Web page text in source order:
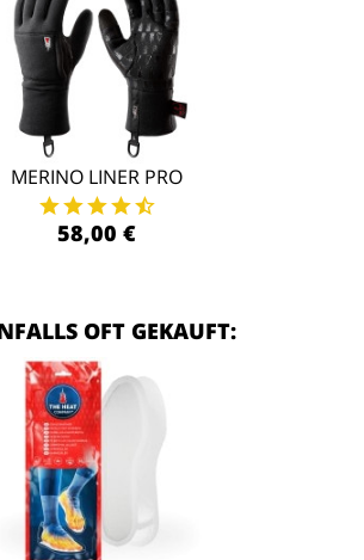
MERINO LINER PRO
58,00 €
OFT GEKAUFT: